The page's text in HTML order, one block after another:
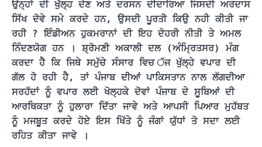
ਉਨ੍ਹਾਂ ਦੀ ਖੁੱਲ੍ਹ ਦੇਣ ਅਤੇ ਦਰਸਨ ਦੀਦਾਰਿਆ ਜਿਸਦੀ ਅਰਦਾਸ
ਸਿੱਖ ਦੋਵੇ ਸਮੇ ਕਰਦੇ ਹਨ, ਉਸਦੀ ਪੂਰਤੀ ਕਿਉ ਨਹੀ ਕੀਤੀ ਜਾ
ਰਹੀ ? ਇੰਡੀਅਨ ਹੁਕਮਰਾਨਾਂ ਦੀ ਇਹ ਦੋਹਰੀ ਨੀਤੀ ਤੇ ਅਮਲ
ਨਿੰਦਣਯੋਗ ਹਨ । ਸ਼੍ਰੋਮਣੀ ਅਕਾਲੀ ਦਲ (ਅੰਮ੍ਰਿਤਸਰ) ਮੰਗ
ਕਰਦਾ ਹੈ ਕਿ ਜਿਥੇ ਸਮੁੱਚੇ ਸੰਸਾਰ ਵਿਚ ੱਜ ਖੁੱਲ੍ਹੇ ਵਪਾਰ ਦੀ
ਗੱਲ ਹੋ ਰਹੀ ਹੈ, ਤਾਂ ਪੰਜਾਬ ਦੀਆਂ ਪਾਕਿਸਤਾਨ ਨਾਲ ਲੱਗਦੀਆ
ਸਰਹੱਦਾਂ ਨੂੰ ਵਪਾਰ ਲਈ ਖੋਲ੍ਹਕੇ ਦੋਵਾਂ ਪੰਜਾਬ ਦੇ ਸੂਬਿਆਂ ਦੀ
ਆਰਥਿਕਤਾ ਨੂੰ ਹੁਲਾਰਾ ਦਿੱਤਾ ਜਾਵੇ ਅਤੇ ਆਪਸੀ ਪਿਆਰ ਮੁਹੱਬਤ
ਨੂੰ ਮਜਬੂਤ ਕਰਦੇ ਹੋਏ ਇਸ ਖਿੱਤੇ ਨੂੰ ਜੰਗਾਂ ਯੁੱਧਾਂ ਤੋ ਸਦਾ ਲਈ
ਰਹਿਤ ਕੀਤਾ ਜਾਵੇ ।